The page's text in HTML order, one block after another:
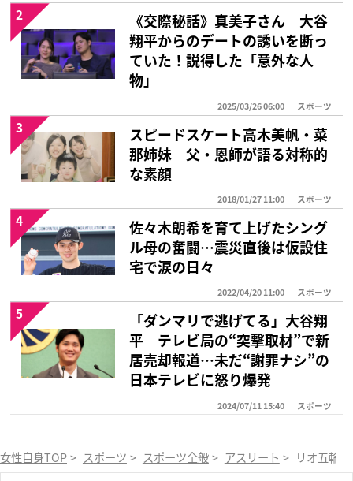
《交際秘話》真美子さん 大谷
翔平からのデートの誘いを断っ
ていた！説得した「意外な人
物」
2025/03/26 06:00 スポーツ
2
スピードスケート高木美帆・菜
那姉妹 父・恩師が語る対称的
な素顔
2018/01/27 11:00 スポーツ
3
佐々木朗希を育て上げたシング
ル母の奮闘…震災直後は仮設住
宅で涙の日々
2022/04/20 11:00 スポーツ
4
「ダンマリで逃げてる」大谷翔
平 テレビ局の“突撃取材”で新
居売却報道…未だ“謝罪ナシ”の
日本テレビに怒り爆発
2024/07/11 15:40 スポーツ
5
女性自身TOP > スポーツ > スポーツ全般 > アスリート > リオ五輪